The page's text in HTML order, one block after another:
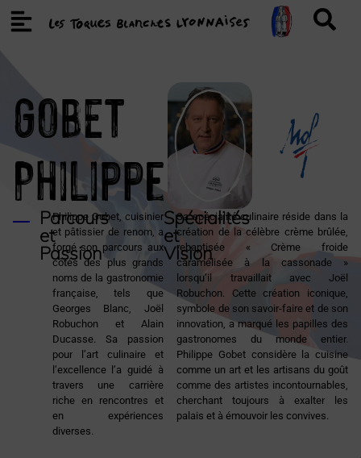
GOBET
Philippe
Parcours
et
Passion
Philippe Gobet, cuisinier
et pâtissier de renom, a
forgé son parcours aux
côtés des plus grands
noms de la gastronomie
française, tels que
Georges Blanc, Joël
Robuchon et Alain
Ducasse. Sa passion
pour l’art culinaire et
l’excellence l’a guidé à
travers une carrière
riche en rencontres et
en expériences
diverses.
Spécialités
et
Vision
Sa spécialité culinaire réside dans la
création de la célèbre crème brûlée,
rebaptisée « Crème froide
caramélisée à la cassonade »
lorsqu’il travaillait avec Joël
Robuchon. Cette création iconique,
symbole de son savoir-faire et de son
innovation, a marqué les papilles des
gastronomes du monde entier.
Philippe Gobet considère la cuisine
comme un art et les artisans du goût
comme des artistes incontournables,
cherchant toujours à exalter les
palais et à émouvoir les convives.